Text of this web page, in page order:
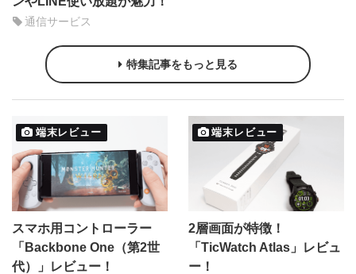
通信サービス
特集記事をもっと見る
端末レビュー
スマホ用コントローラー
「Backbone One（第2世
代）」レビュー！
端末レビュー
2層画面が特徴！
「TicWatch Atlas」レビュ
ー！